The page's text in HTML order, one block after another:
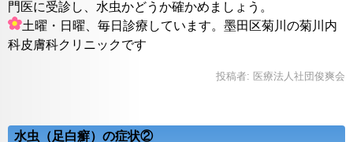
門医に受診し、水虫かどうか確かめましょう。
土曜・日曜、毎日診療しています。墨田区菊川の菊川内
科皮膚科クリニックです
投稿者: 医療法人社団俊爽会
水虫（足白癬）の症状②